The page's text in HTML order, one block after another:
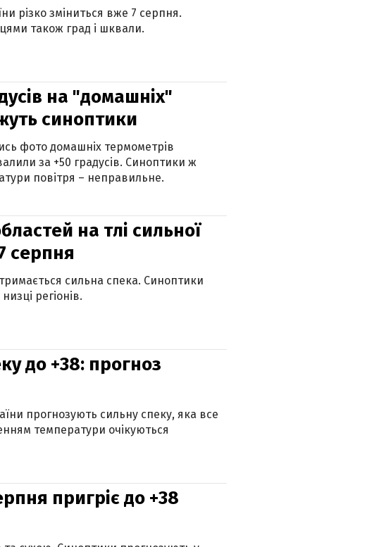
різко зміниться вже 7 серпня.
також град і шквали.
на "домашніх"
синоптики
фото домашніх термометрів
за +50 градусів. Синоптики ж
повітря – неправильне.
на тлі сильної
серпня
сильна спека. Синоптики
регіонів.
до +38: прогноз
прогнозують сильну спеку, яка все
температури очікуються
пригріє до +38